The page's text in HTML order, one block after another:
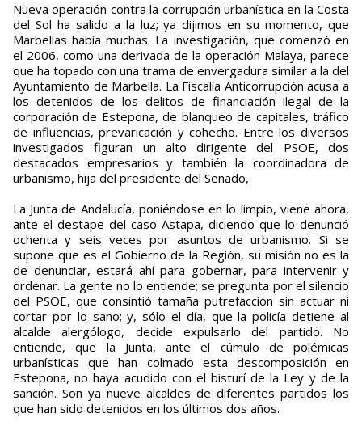
Nueva operación contra la corrupción urbanística en la Costa
del Sol ha salido a la luz; ya dijimos en su momento, que
Marbellas había muchas. La investigación, que comenzó en
el 2006, como una derivada de la opera­ción Malaya, parece
que ha topado con una trama de enverga­dura similar a la del
Ayuntamiento de Marbella. La Fiscalía Anticorrupción acusa a
los detenidos de los delitos de financiación ilegal de la
corporación de Es­tepona, de blanqueo de capitales, tráfico
de influen­cias, prevaricación y cohecho. Entre los diversos
in­vestigados figuran un alto dirigente del PSOE, dos
destacados empresarios y también la coordinadora de
urbanismo, hija del presidente del Senado,
La Junta de Andalucía, poniéndose en lo limpio, viene ahora,
ante el destape del caso Astapa, diciendo que lo denunció
ochenta y seis veces por asuntos de urbanismo. Si se
supone que es el Gobierno de la Región, su misión no es la
de denunciar, estará ahí para gobernar, para intervenir y
ordenar. La gente no lo entiende; se pregunta por el silencio
del PSOE, que con­sintió tamaña putrefacción sin actuar ni
cortar por lo sano; y, sólo el día, que la policía detiene al
alcalde alergólogo, decide expulsarlo del partido. No
entiende, que la Junta, ante el cúmulo de polémi­cas
urbanísticas que han colmado esta descomposición en
Estepona, no haya acudido con el bisturí de la Ley y de la
sanción. Son ya nueve alcaldes de diferentes parti­dos los
que han sido detenidos en los últimos dos años.